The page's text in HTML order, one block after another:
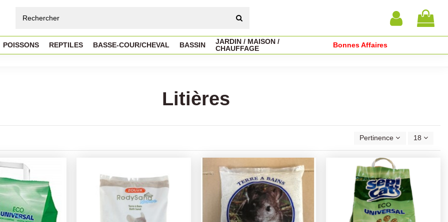
POISSONS REPTILES BASSE-COUR/CHEVAL BASSIN
JARDIN / MAISON /
CHAUFFAGE
Bonnes Affaires
Litières
Pertinence 18